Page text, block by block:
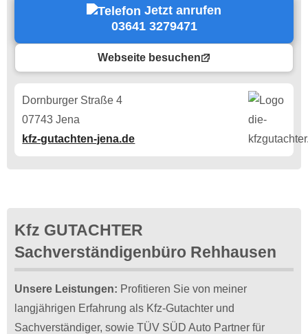
Jetzt anrufen
03641 3279471
Webseite besuchen
Dornburger Straße 4
07743 Jena
kfz-gutachten-jena.de
Kfz GUTACHTER
Sachverständigenbüro Rehhausen
Unsere Leistungen: Profitieren Sie von meiner
langjährigen Erfahrung als Kfz-Gutachter und
Sachverständiger, sowie TÜV SÜD Auto Partner für